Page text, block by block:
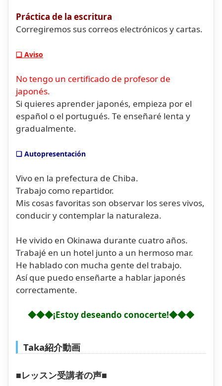
Práctica de la escritura
Corregiremos sus correos electrónicos y cartas.
❏ Aviso
No tengo un certificado de profesor de
japonés.
Si quieres aprender japonés, empieza por el
español o el portugués. Te enseñaré lenta y
gradualmente.
❏ Autopresentación
Vivo en la prefectura de Chiba.
Trabajo como repartidor.
Mis cosas favoritas son observar los seres vivos,
conducir y contemplar la naturaleza.
He vivido en Okinawa durante cuatro años.
Trabajé en un hotel junto a un hermoso mar.
He hablado con mucha gente del trabajo.
Así que puedo enseñarte a hablar japonés
correctamente.
◆◆◆¡Estoy deseando conocerte!◆◆◆
Taka紹介動画
■レッスン受講者の声■